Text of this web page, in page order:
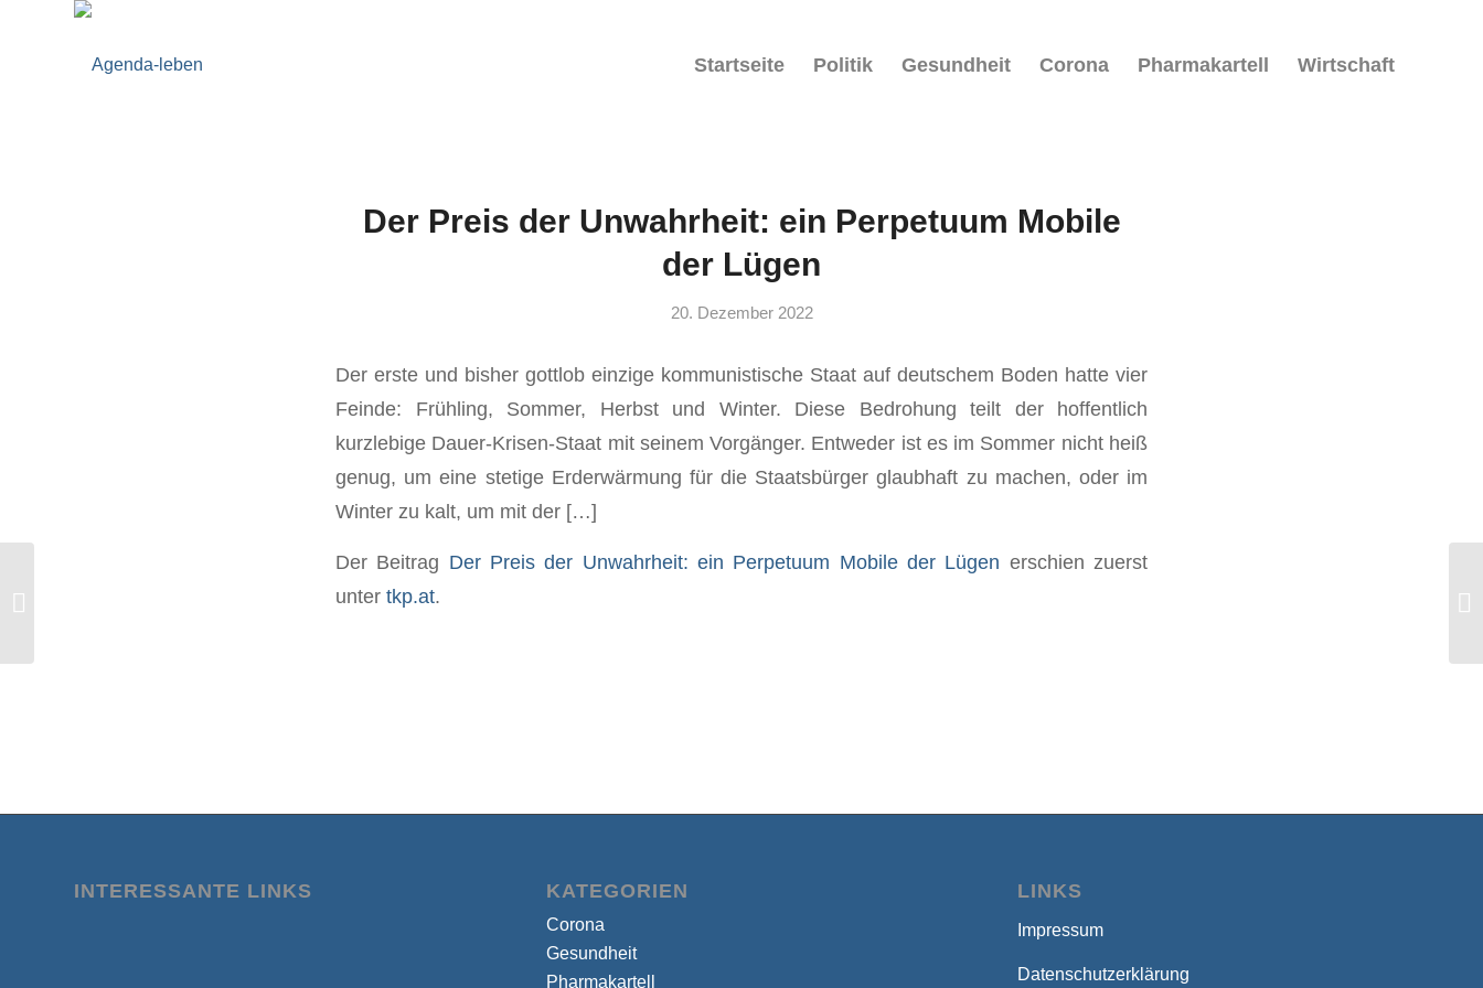
Startseite Politik Gesundheit Corona Pharmakartell Wirtschaft
Der Preis der Unwahrheit: ein Perpetuum Mobile
der Lügen
20. Dezember 2022
Der erste und bisher gottlob einzige kommunistische Staat auf deutschem Boden hatte vier
Feinde: Frühling, Sommer, Herbst und Winter. Diese Bedrohung teilt der hoffentlich
kurzlebige Dauer-Krisen-Staat mit seinem Vorgänger. Entweder ist es im Sommer nicht heiß
genug, um eine stetige Erderwärmung für die Staatsbürger glaubhaft zu machen, oder im
Winter zu kalt, um mit der […]
Der Beitrag Der Preis der Unwahrheit: ein Perpetuum Mobile der Lügen erschien zuerst
unter tkp.at.
INTERESSANTE LINKS KATEGORIEN
Corona
Gesundheit
Pharmakartell
LINKS
Impressum
Datenschutzerklärung